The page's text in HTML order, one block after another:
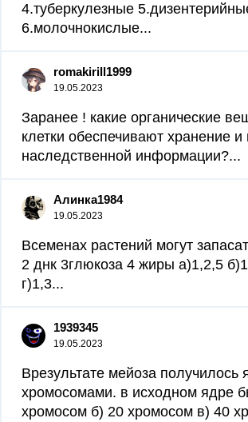
4.туберкулезные
6.молочнокислые...
romakirill1999
19.05.2023
Заранее ! какие органические
клетки обеспечивают хранение и
наследственной информации?...
Алинка1984
19.05.2023
Всеменах растений могут
2 днк 3глюкоза 4 жиры а)1,2,5
г)1,3...
1939345
19.05.2023
Врезультате мейоза получилось
хромосомами. в исходном ядре
хромосом б) 20 хромосом в) 40